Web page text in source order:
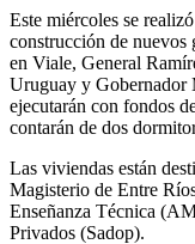
Este miércoles se
construcción de nuevos
en Viale, General
Uruguay y Gobernador
ejecutarán con fondos
contarán de dos
Las viviendas están
Magisterio de Entre
Enseñanza Técnica
Privados (Sadop).